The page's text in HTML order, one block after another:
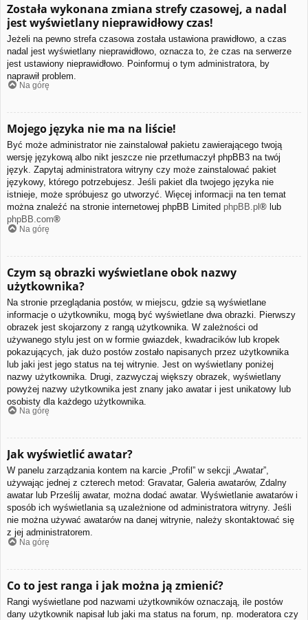
Została wykonana zmiana strefy czasowej, a nadal
jest wyświetlany nieprawidłowy czas!
Jeżeli na pewno strefa czasowa została ustawiona prawidłowo, a czas
nadal jest wyświetlany nieprawidłowo, oznacza to, że czas na serwerze
jest ustawiony nieprawidłowo. Poinformuj o tym administratora, by
naprawił problem.
Na górę
Mojego języka nie ma na liście!
Być może administrator nie zainstalował pakietu zawierającego twoją
wersję językową albo nikt jeszcze nie przetłumaczył phpBB3 na twój
język. Zapytaj administratora witryny czy może zainstalować pakiet
językowy, którego potrzebujesz. Jeśli pakiet dla twojego języka nie
istnieje, może spróbujesz go utworzyć. Więcej informacji na ten temat
można znaleźć na stronie internetowej phpBB Limited phpBB.pl ® lub
phpBB.com®
Na górę
Czym są obrazki wyświetlane obok nazwy
użytkownika?
Na stronie przeglądania postów, w miejscu, gdzie są wyświetlane
informacje o użytkowniku, mogą być wyświetlane dwa obrazki. Pierwszy
obrazek jest skojarzony z rangą użytkownika. W zależności od
używanego stylu jest on w formie gwiazdek, kwadracików lub kropek
pokazujących, jak dużo postów zostało napisanych przez użytkownika
lub jaki jest jego status na tej witrynie. Jest on wyświetlany poniżej
nazwy użytkownika. Drugi, zazwyczaj większy obrazek, wyświetlany
powyżej nazwy użytkownika jest znany jako awatar i jest unikatowy lub
osobisty dla każdego użytkownika.
Na górę
Jak wyświetlić awatar?
W panelu zarządzania kontem na karcie „Profil” w sekcji „Awatar”,
używając jednej z czterech metod: Gravatar, Galeria awatarów, Zdalny
awatar lub Prześlij awatar, można dodać awatar. Wyświetlanie awatarów i
sposób ich wyświetlania są uzależnione od administratora witryny. Jeśli
nie można używać awatarów na danej witrynie, należy skontaktować się
z jej administratorem.
Na górę
Co to jest ranga i jak można ją zmienić?
Rangi wyświetlane pod nazwami użytkowników oznaczają, ile postów
dany użytkownik napisał lub jaki ma status na forum, np. moderatora czy